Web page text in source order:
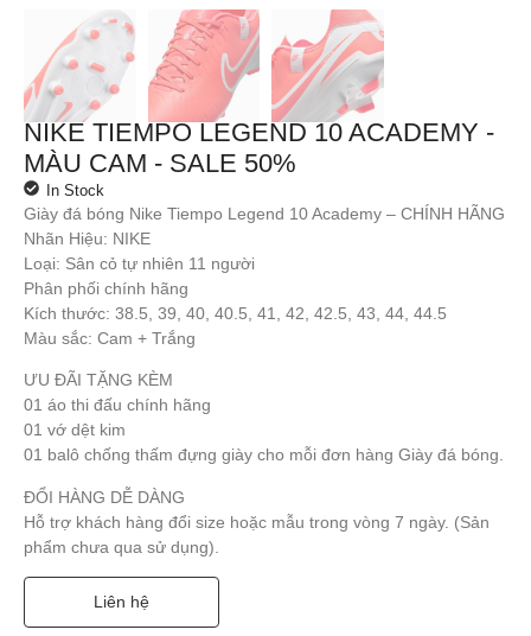
NIKE TIEMPO LEGEND 10 ACADEMY -
MÀU CAM - SALE 50%
In Stock
Giày đá bóng Nike Tiempo Legend 10 Academy – CHÍNH HÃNG
Nhãn Hiệu: NIKE
Loại: Sân cỏ tự nhiên 11 người
Phân phối chính hãng
Kích thước: 38.5, 39, 40, 40.5, 41, 42, 42.5, 43, 44, 44.5
Màu sắc: Cam + Trắng
ƯU ĐÃI TẶNG KÈM
01 áo thi đấu chính hãng
01 vớ dệt kim
01 balô chống thấm đựng giày cho mỗi đơn hàng Giày đá bóng.
ĐỔI HÀNG DỄ DÀNG
Hỗ trợ khách hàng đổi size hoặc mẫu trong vòng 7 ngày. (Sản
phẩm chưa qua sử dụng).
Liên hệ